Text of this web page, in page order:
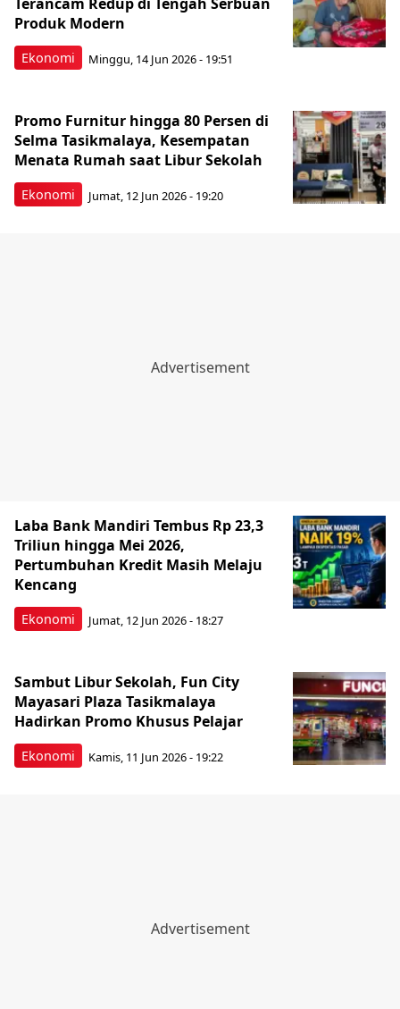
Ekonomi
Produk Modern
Minggu, 14 Jun 2026 - 19:51
Ekonomi
Promo Furnitur hingga 80 Persen di
Selma Tasikmalaya, Kesempatan
Menata Rumah saat Libur Sekolah
Jumat, 12 Jun 2026 - 19:20
Ekonomi
Laba Bank Mandiri Tembus Rp 23,3
Triliun hingga Mei 2026,
Pertumbuhan Kredit Masih Melaju
Kencang
Jumat, 12 Jun 2026 - 18:27
Ekonomi
Sambut Libur Sekolah, Fun City
Mayasari Plaza Tasikmalaya
Hadirkan Promo Khusus Pelajar
Kamis, 11 Jun 2026 - 19:22